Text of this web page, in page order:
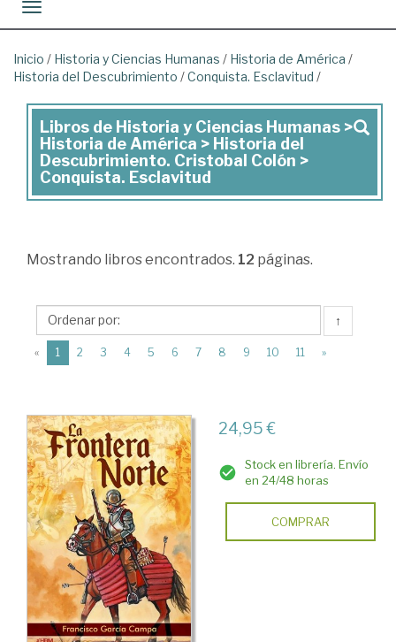
Toggle navigation
Inicio / Historia y Ciencias Humanas / Historia de América /
Historia del Descubrimiento /Conquista. Esclavitud /
Libros
de
Historia
Humanas
>
Historia
de
>
Historia
del
Descubrimiento.
Cristobal
Colón
>
Conquista.
Esclavitud
Libros de Historia y Ciencias Humanas >
Historia de América > Historia del
Descubrimiento. Cristobal Colón >
Conquista. Esclavitud
Mostrando libros encontrados. 12 páginas.
↑
« 1 (current)
2 3 4 5 6 7 8 9 10 11 »
24,95 €
Stock en librería. Envío
en 24/48 horas
COMPRAR